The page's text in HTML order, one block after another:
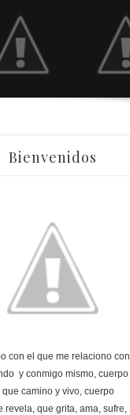
Bienvenidos
con el que me relaciono con
y conmigo mismo, cuerpo
que camino y vivo, cuerpo
revela, que grita, ama, sufre,